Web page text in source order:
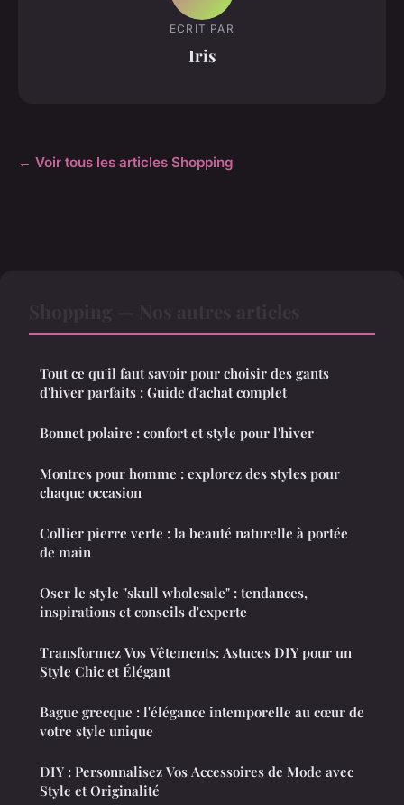
ECRIT PAR
Iris
← Voir tous les articles Shopping
Tout ce qu'il faut savoir pour choisir des gants
d'hiver parfaits : Guide d'achat complet
Bonnet polaire : confort et style pour l'hiver
Montres pour homme : explorez des styles pour
chaque occasion
Collier pierre verte : la beauté naturelle à portée
de main
Oser le style "skull wholesale" : tendances,
inspirations et conseils d'experte
Transformez Vos Vêtements: Astuces DIY pour un
Style Chic et Élégant
Bague grecque : l'élégance intemporelle au cœur de
votre style unique
DIY : Personnalisez Vos Accessoires de Mode avec
Style et Originalité